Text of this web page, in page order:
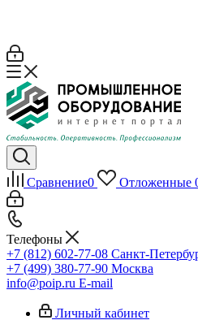
Сравнение0 Отложенные
Телефоны
+7 (812) 602-77-08 Санкт-
+7 (499) 380-77-90 Москва
info@poip.ru E-mail
Личный кабинет